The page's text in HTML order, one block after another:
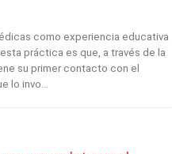
como experiencia educativa
práctica es que, a través de la
su primer contacto con el
lo invo...